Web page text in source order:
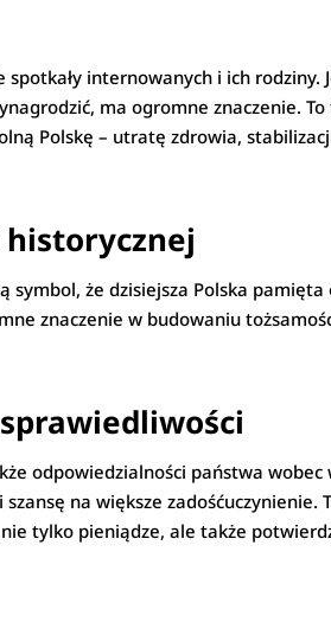
internowanych i ich rodziny.
ma ogromne znaczenie.
Polskę – utratę zdrowia,
że dzisiejsza Polska
znaczenie w budowaniu
odpowiedzialności państwa wobec
na większe zadośćuczynienie.
tylko pieniądze, ale także